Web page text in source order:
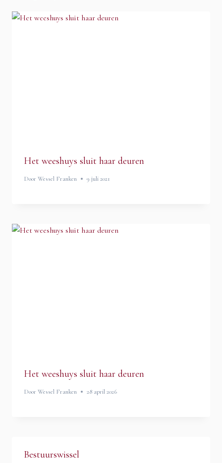
Het weeshuys sluit haar deuren
DoorWessel Franken 9 juli 2021
Het weeshuys sluit haar deuren
DoorWessel Franken 28 april 2026
Bestuurswissel